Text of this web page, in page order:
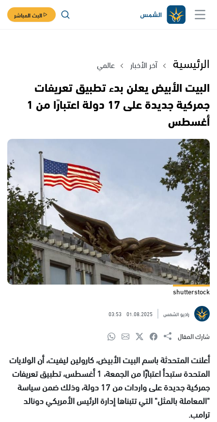
البث المباشر
الرئيسية آخر الأخبار عالمي
البيت الأبيض يعلن بدء تطبيق تعريفات
جمركية جديدة على 17 دولة اعتبارًا من 1
أغسطس
shutterstock
راديو الشمس 01.08.2025
03:53
شارك المقال
أعلنت المتحدثة باسم البيت الأبيض، كارولين ليفيت، أن الولايات
المتحدة ستبدأ اعتبارًا من الجمعة، 1 أغسطس، تطبيق تعريفات
جمركية جديدة على واردات من 17 دولة، وذلك ضمن سياسة
"المعاملة بالمثل" التي تتبناها إدارة الرئيس الأمريكي دونالد
ترامب.